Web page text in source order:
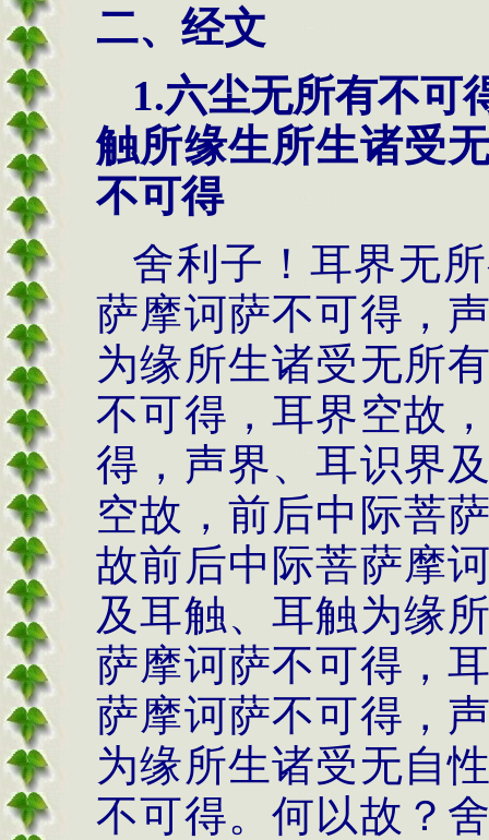
二、经文
1.六尘无所有不可
触所缘生所生诸受
不可得
舍利子！耳界无
萨摩诃萨不可得，
为缘所生诸受无所
不可得，耳界空故
得，声界、耳识界
空故，前后中际菩
故前后中际菩萨摩
及耳触、耳触为缘
萨摩诃萨不可得，
萨摩诃萨不可得，
为缘所生诸受无自
不可得。何以故？